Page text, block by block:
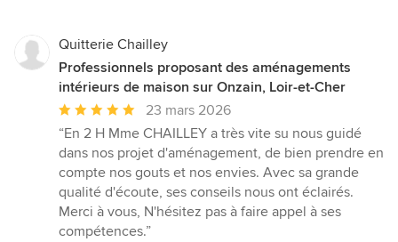
Quitterie Chailley
Professionnels proposant des aménagements
intérieurs de maison sur Onzain, Loir-et-Cher
Note
moyenne
:
5
étoiles
sur
5
23 mars 2026
“En 2 H Mme CHAILLEY a très vite su nous guidé
dans nos projet d'aménagement, de bien prendre en
compte nos gouts et nos envies. Avec sa grande
qualité d'écoute, ses conseils nous ont éclairés.
Merci à vous, N'hésitez pas à faire appel à ses
compétences.”